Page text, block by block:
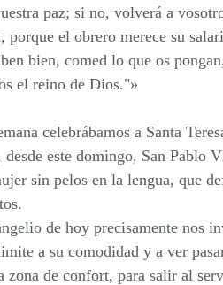
paz; si no, volverá a
porque el obrero merece su
bien, comed lo que os
el reino de Dios."»
celebrábamos a Santa
desde este domingo, San Pablo
sin pelos en la lengua, que
de hoy precisamente nos
a su comodidad y a ver
zona de confort, para salir al